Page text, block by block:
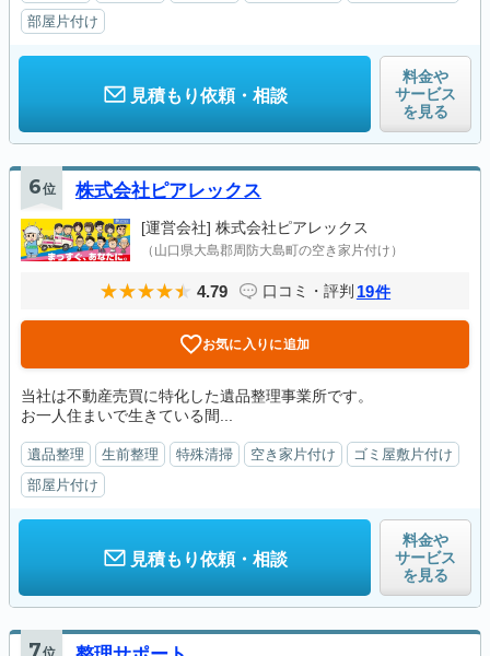
部屋片付け
見積もり依頼・相談
料金や
サービス
を見る
6位 株式会社ピアレックス
[運営会社] 株式会社ピアレックス
（山口県大島郡周防大島町の空き家片付け）
4.79 口コミ・評判 19件
お気に入りに追加
当社は不動産売買に特化した遺品整理事業所です。
お一人住まいで生きている間...
遺品整理 生前整理 特殊清掃 空き家片付け
ゴミ屋敷片付け
部屋片付け
見積もり依頼・相談
料金や
サービス
を見る
7位